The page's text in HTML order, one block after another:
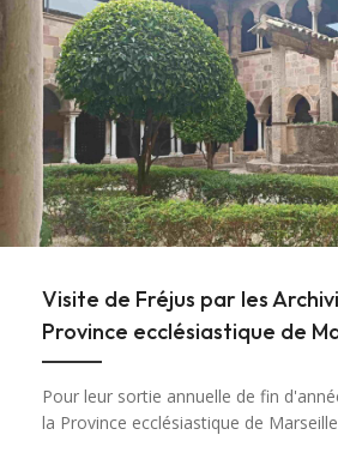
Visite de Fréjus par les
Province ecclésiastique de
Pour leur sortie annuelle de fin
la Province ecclésiastique de